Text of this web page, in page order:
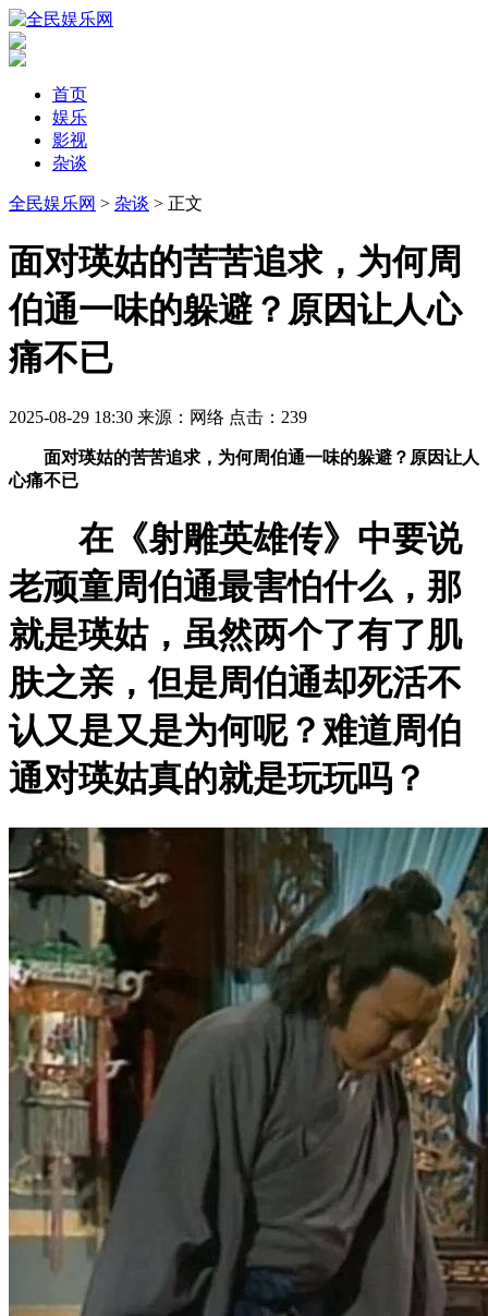
首页
娱乐
影视
杂谈
全民娱乐网 > 杂谈 > 正文
​面对瑛姑的苦苦追求，为何周
伯通一味的躲避？原因让人心
痛不已
2025-08-29 18:30 来源：网络 点击： 239
面对瑛姑的苦苦追求，为何周伯通一味的躲避？原因让人
心痛不已
在《射雕英雄传》中要说
老顽童周伯通最害怕什么，那
就是瑛姑，虽然两个了有了肌
肤之亲，但是周伯通却死活不
认又是又是为何呢？难道周伯
通对瑛姑真的就是玩玩吗？